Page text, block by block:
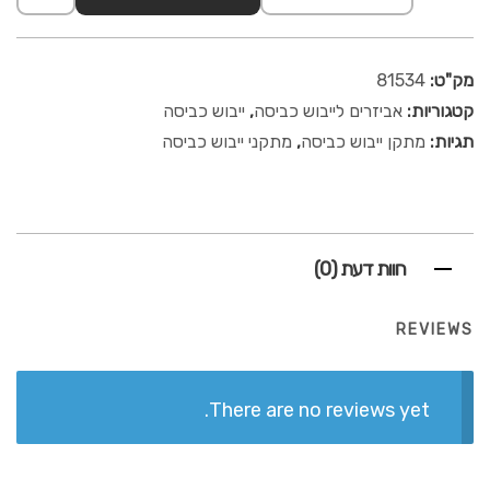
מק"ט: 81534
קטגוריות: אביזרים לייבוש כביסה, ייבוש כביסה
תגיות: מתקן ייבוש כביסה, מתקני ייבוש כביסה
חוות דעת (0)
REVIEWS
There are no reviews yet.